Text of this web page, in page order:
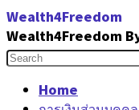
Wealth4Freedom
Wealth4Freedom By
Home